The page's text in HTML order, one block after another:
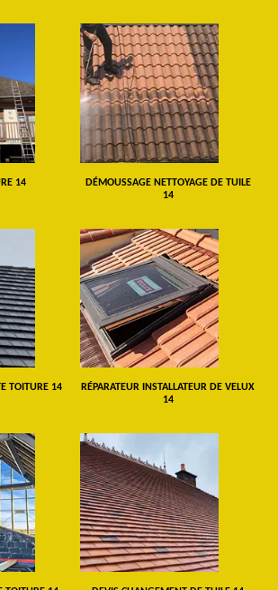
14
DÉMOUSSAGE NETTOYAGE DE TUILE
14
TOITURE 14
RÉPARATEUR INSTALLATEUR DE VELUX
14